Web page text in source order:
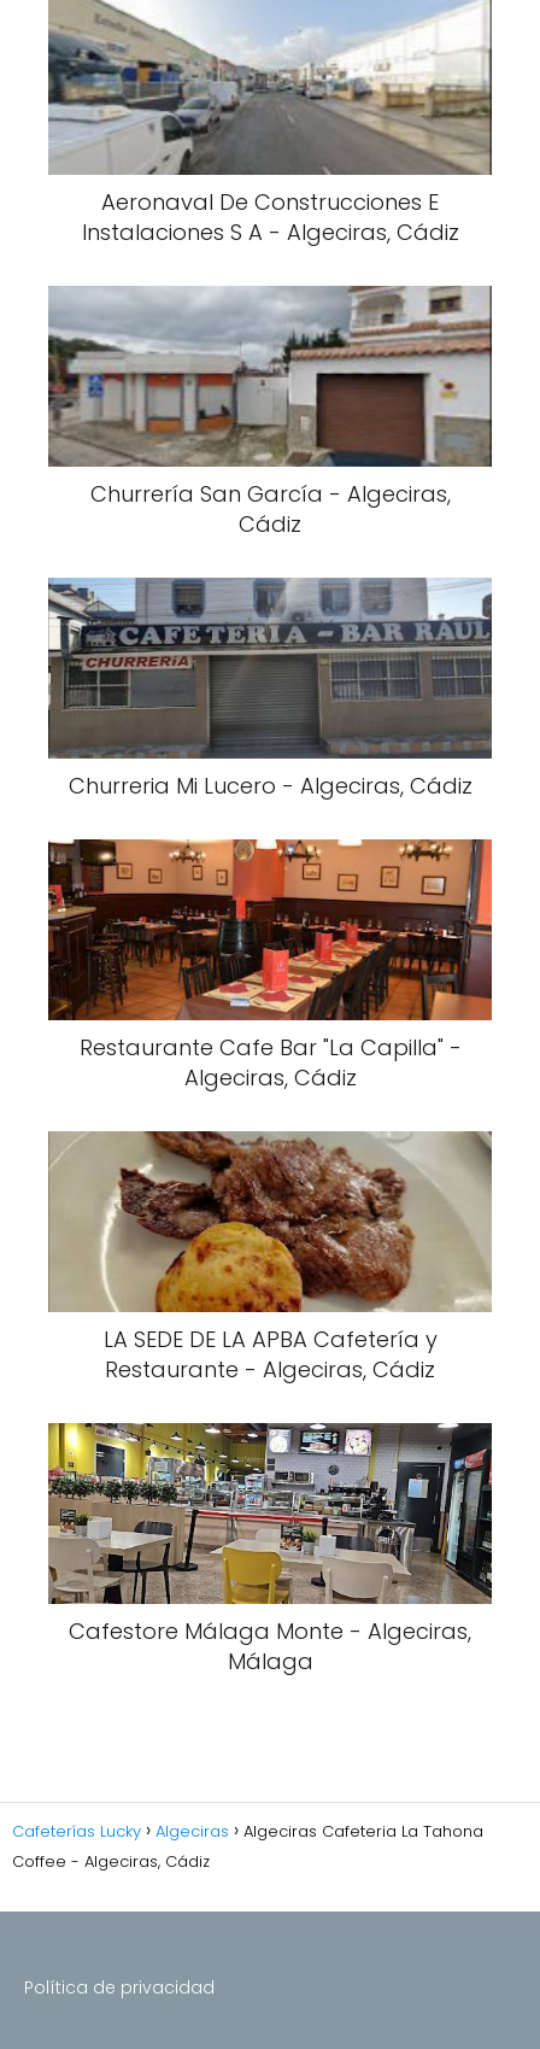
Aeronaval De Construcciones E
Instalaciones S A - Algeciras, Cádiz
Churrería San García - Algeciras,
Cádiz
Churreria Mi Lucero - Algeciras, Cádiz
Restaurante Cafe Bar "La Capilla" -
Algeciras, Cádiz
LA SEDE DE LA APBA Cafetería y
Restaurante - Algeciras, Cádiz
Cafestore Málaga Monte - Algeciras,
Málaga
Cafeterías Lucky Algeciras
Algeciras Cafeteria La Tahona
Coffee - Algeciras, Cádiz
Política de privacidad